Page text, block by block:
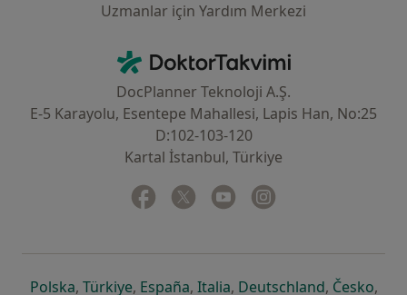
Uzmanlar için Yardım Merkezi
DoktorTakvimi - Ana Sayfa
DocPlanner Teknoloji A.Ş.
E-5 Karayolu, Esentepe Mahallesi, Lapis Han, No:25
D:102-103-120
Kartal İstanbul, Türkiye
Facebook
yeni bir sekmede açılır
Twitter
yeni bir sekmede açılır
Youtube
yeni bir sekmede açılır
Polskayeni bir sekmede açılır
, Türkiyeyeni bir sekmede açılır
, Españayeni bir sekmede açılır
, Italiayeni bir sekmede açılır
, Deutschlandyeni bir
, Českoyeni
,